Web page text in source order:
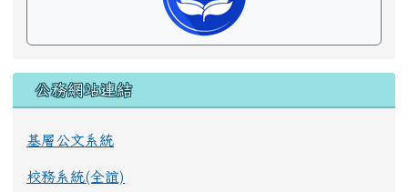
公務網站連結
基層公文系統
校務系統(全誼)